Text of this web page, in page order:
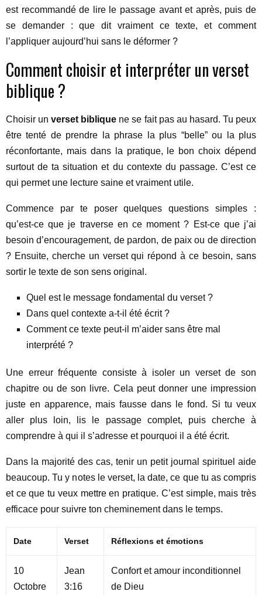
est recommandé de lire le passage avant et après, puis de
se demander : que dit vraiment ce texte, et comment
l’appliquer aujourd’hui sans le déformer ?
Comment choisir et interpréter un verset
biblique ?
Choisir unverset biblique ne se fait pas au hasard. Tu peux
être tenté de prendre la phrase la plus “belle” ou la plus
réconfortante, mais dans la pratique, le bon choix dépend
surtout de ta situation et du contexte du passage. C’est ce
qui permet une lecture saine et vraiment utile.
Commence par te poser quelques questions simples :
qu’est-ce que je traverse en ce moment ? Est-ce que j’ai
besoin d’encouragement, de pardon, de paix ou de direction
? Ensuite, cherche un verset qui répond à ce besoin, sans
sortir le texte de son sens original.
Quel est le message fondamental du verset ?
Dans quel contexte a-t-il été écrit ?
Comment ce texte peut-il m’aider sans être mal
interprété ?
Une erreur fréquente consiste à isoler un verset de son
chapitre ou de son livre. Cela peut donner une impression
juste en apparence, mais fausse dans le fond. Si tu veux
aller plus loin, lis le passage complet, puis cherche à
comprendre à qui il s’adresse et pourquoi il a été écrit.
Dans la majorité des cas, tenir un petit journal spirituel aide
beaucoup. Tu y notes le verset, la date, ce que tu as compris
et ce que tu veux mettre en pratique. C’est simple, mais très
efficace pour suivre ton cheminement dans le temps.
Date Verset Réflexions et émotions
10
Octobre
Jean
3:16
Confort et amour inconditionnel
de Dieu